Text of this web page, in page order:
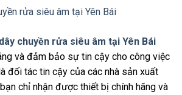
chuyền rửa siêu âm tại Yên Bái
và đảm bảo sự tin cậy cho công việc
đối tác tin cậy của các nhà sản xuất
chỉ nhận được thiết bị chính hãng và